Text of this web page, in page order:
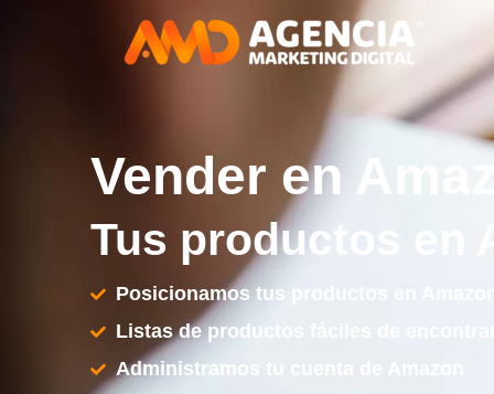
Vender en
Tus productos en
Posicionamos tus productos en
Listas de productos fáciles de
Administramos tu cuenta de Amazon